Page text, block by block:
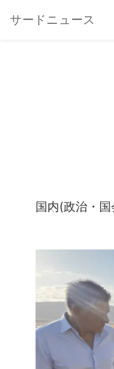
サードニュース
国内(政治・